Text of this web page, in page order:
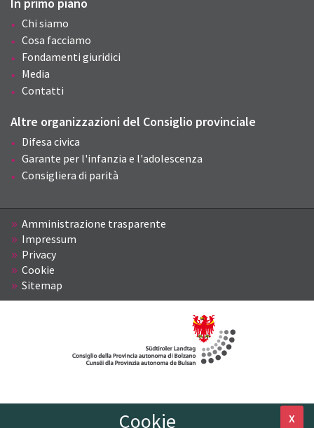
In primo piano
Chi siamo
Cosa facciamo
Fondamenti giuridici
Media
Contatti
Altre organizzazioni del Consiglio provinciale
Difesa civica
Garante per l'infanzia e l'adolescenza
Consigliera di parità
Amministrazione trasparente
Impressum
Privacy
Cookie
Sitemap
X
Cookie